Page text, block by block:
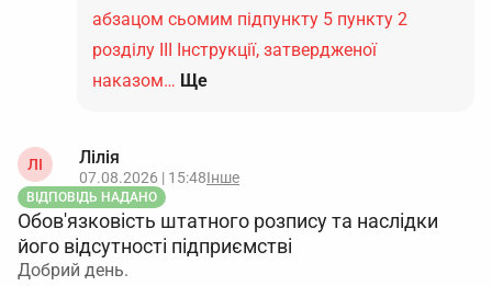
абзацом сьомим підпункту 5 пункту 2
розділу ІІІ Інструкції, затвердженої
наказом… Ще
ЛІ Лілія
07.08.2026 | 15:48Інше
ВІДПОВІДЬ НАДАНО
Обов'язковість штатного розпису та наслідки
його відсутності підприємстві
Добрий день.